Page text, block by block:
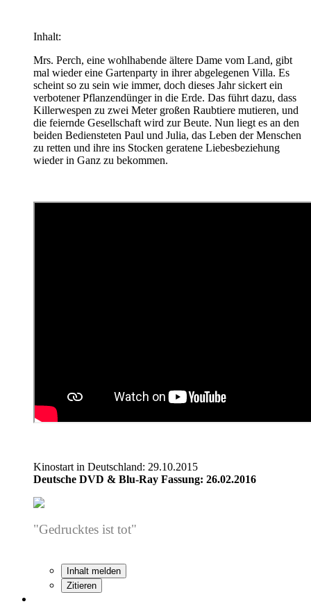
Inhalt:
Mrs. Perch, eine wohlhabende ältere Dame vom Land, gibt
mal wieder eine Gartenparty in ihrer abgelegenen Villa. Es
scheint so zu sein wie immer, doch dieses Jahr sickert ein
verbotener Pflanzendünger in die Erde. Das führt dazu, dass
Killerwespen zu zwei Meter großen Raubtiere mutieren, und
die feiernde Gesellschaft wird zur Beute. Nun liegt es an den
beiden Bediensteten Paul und Julia, das Leben der Menschen
zu retten und ihre ins Stocken geratene Liebesbeziehung
wieder in Ganz zu bekommen.
Kinostart in Deutschland: 29.10.2015
Deutsche DVD & Blu-Ray Fassung: 26.02.2016
"Gedrucktes ist tot"
Inhalt melden
Zitieren